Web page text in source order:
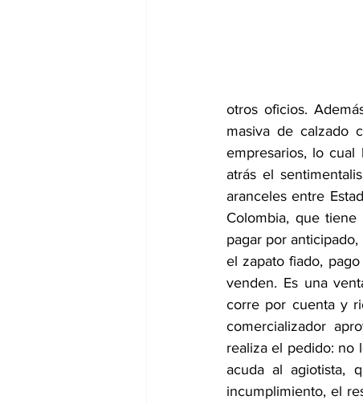
otros oficios.
masiva de calzado
empresarios, lo cual
atrás el
aranceles entre
Colombia, que
pagar por
el zapato fiado,
venden. Es una
corre por cuenta y
comercializador
realiza el pedido: no
acuda al agiotista,
incumplimiento, el